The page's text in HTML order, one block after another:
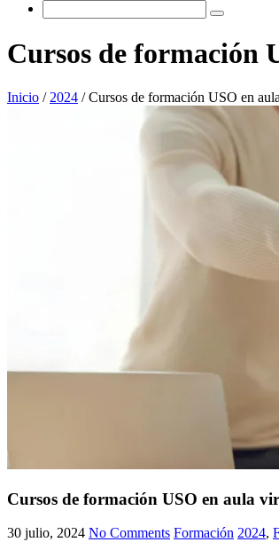
Cursos de formación
Inicio / 2024 /Cursos de formación USO en
Cursos de formación USO en aula
30 julio, 2024 No Comments Formación 2024,